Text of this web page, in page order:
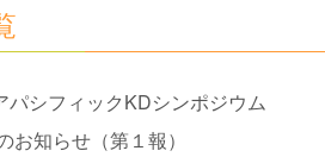
パシフィックKDシンポジウム
お知らせ（第１報）